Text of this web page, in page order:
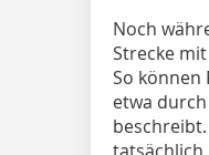
Noch
Strecke
So können
etwa